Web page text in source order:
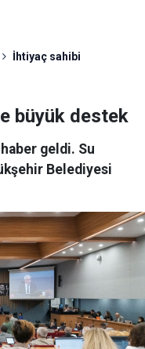
İhtiyaç sahibi
büyük destek
geldi. Su
Belediyesi